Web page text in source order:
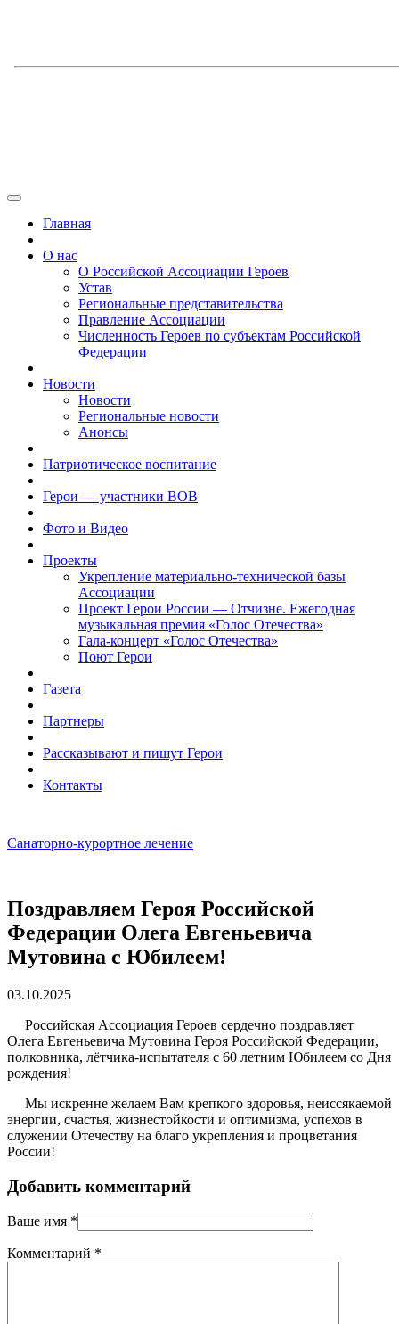
Главная
О нас
О Российской Ассоциации Героев
Устав
Региональные представительства
Правление Ассоциации
Численность Героев по субъектам Российской
Федерации
Новости
Новости
Региональные новости
Анонсы
Патриотическое воспитание
Герои — участники ВОВ
Фото и Видео
Проекты
Укрепление материально-технической базы
Ассоциации
Проект Герои России — Отчизне. Ежегодная
музыкальная премия «Голос Отечества»
Гала-концерт «Голос Отечества»
Поют Герои
Газета
Партнеры
Рассказывают и пишут Герои
Контакты
Санаторно-курортное лечение
Поздравляем Героя Российской
Федерации Олега Евгеньевича
Мутовина с Юбилеем!
03.10.2025
Российская Ассоциация Героев сердечно поздравляет
Олега Евгеньевича Мутовина Героя Российской Федерации,
полковника, лётчика-испытателя с 60 летним Юбилеем со Дня
рождения!
Мы искренне желаем Вам крепкого здоровья, неиссякаемой
энергии, счастья, жизнестойкости и оптимизма, успехов в
служении Отечеству на благо укрепления и процветания
России!
Добавить комментарий
Ваше имя *
Комментарий *